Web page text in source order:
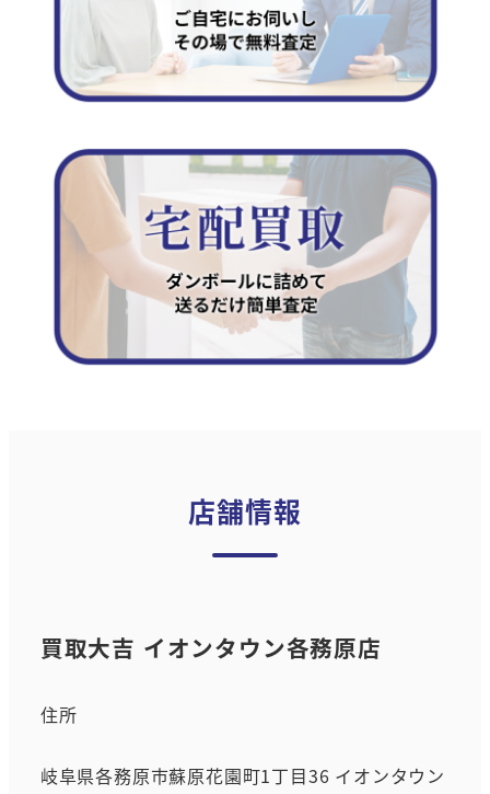
店舗情報
買取大吉 イオンタウン各務原店
住所
岐阜県各務原市蘇原花園町1丁目36 イオンタウン